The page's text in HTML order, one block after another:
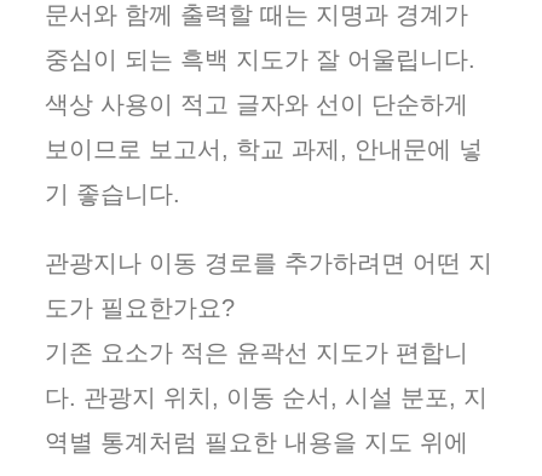
문서와 함께 출력할 때는 지명과 경계가
중심이 되는 흑백 지도가 잘 어울립니다.
색상 사용이 적고 글자와 선이 단순하게
보이므로 보고서, 학교 과제, 안내문에 넣
기 좋습니다.
관광지나 이동 경로를 추가하려면 어떤 지
도가 필요한가요?
기존 요소가 적은 윤곽선 지도가 편합니
다. 관광지 위치, 이동 순서, 시설 분포, 지
역별 통계처럼 필요한 내용을 지도 위에